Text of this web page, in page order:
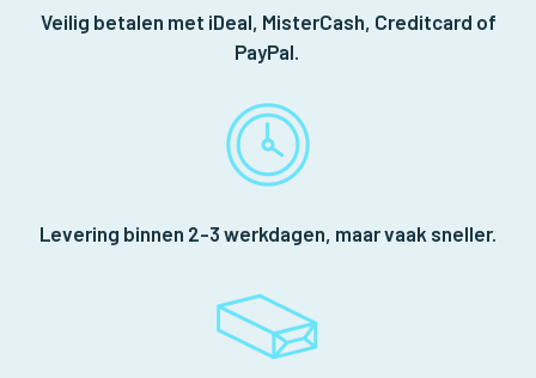
Veilig betalen met iDeal, MisterCash, Creditcard of
PayPal.
Levering binnen 2-3 werkdagen, maar vaak sneller.